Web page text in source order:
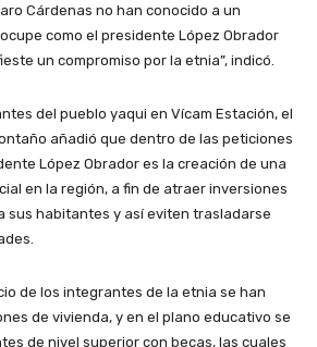
Cárdenas no han conocido a un
como el presidente López Obrador
un compromiso por la etnia”, indicó.
del pueblo yaqui en Vícam Estación, el
añadió que dentro de las peticiones
López Obrador es la creación de una
en la región, a fin de atraer inversiones
sus habitantes y así eviten trasladarse
de los integrantes de la etnia se han
de vivienda, y en el plano educativo se
de nivel superior con becas, las cuales